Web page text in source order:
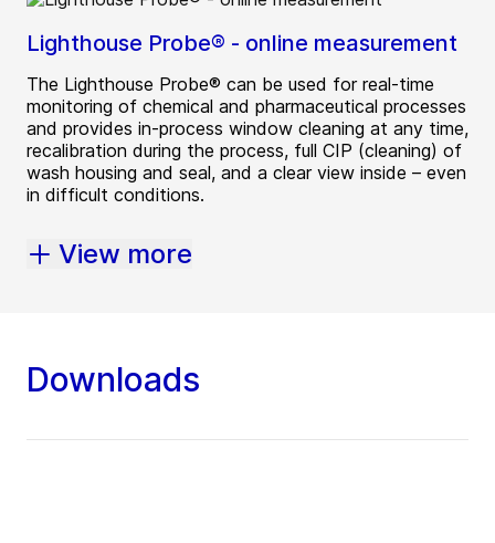
Lighthouse Probe® - online measurement
The Lighthouse Probe® can be used for real-time
monitoring of chemical and pharmaceutical processes
and provides in-process window cleaning at any time,
recalibration during the process, full CIP (cleaning) of
wash housing and seal, and a clear view inside – even
in difficult conditions.
View more
Downloads